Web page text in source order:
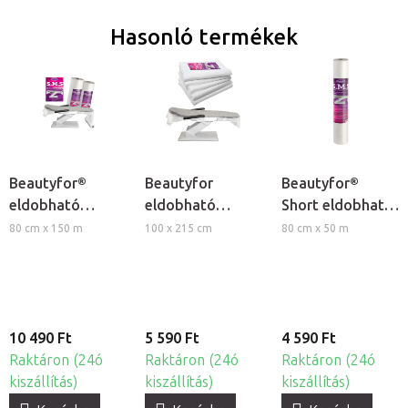
Hasonló termékek
Beautyfor®
eldobható
lepedő tekercs
80 cm x 150 m
10 490 Ft
Raktáron (24ó
kiszállítás)
Beautyfor
eldobható
lepedő, 25ks
100 x 215 cm
5 590 Ft
Raktáron (24ó
kiszállítás)
Beautyfor®
Short eldobható
lepedő tekercs
80 cm x 50 m
4 590 Ft
Raktáron (24ó
kiszállítás)